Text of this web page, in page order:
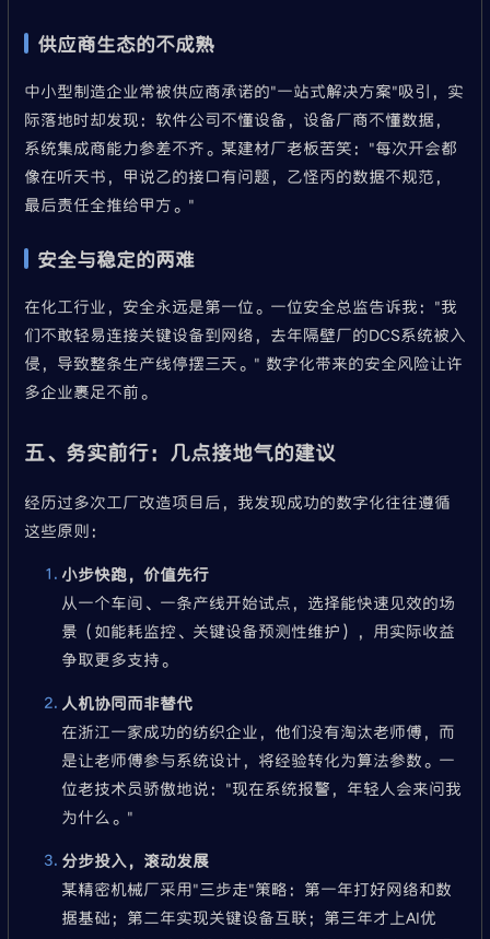
供应商生态的不成熟
中小型制造企业常被供应商承诺的"一站式解决方案"吸引，实
际落地时却发现：软件公司不懂设备，设备厂商不懂数据，
系统集成商能力参差不齐。某建材厂老板苦笑："每次开会都
像在听天书，甲说乙的接口有问题，乙怪丙的数据不规范，
最后责任全推给甲方。"
安全与稳定的两难
在化工行业，安全永远是第一位。一位安全总监告诉我："我
们不敢轻易连接关键设备到网络，去年隔壁厂的DCS系统被入
侵，导致整条生产线停摆三天。" 数字化带来的安全风险让许
多企业裹足不前。
五、务实前行：几点接地气的建议
经历过多次工厂改造项目后，我发现成功的数字化往往遵循
这些原则：
小步快跑，价值先行
从一个车间、一条产线开始试点，选择能快速见效的场
景（如能耗监控、关键设备预测性维护），用实际收益
争取更多支持。
人机协同而非替代
在浙江一家成功的纺织企业，他们没有淘汰老师傅，而
是让老师傅参与系统设计，将经验转化为算法参数。一
位老技术员骄傲地说："现在系统报警，年轻人会来问我
为什么。"
分步投入，滚动发展
某精密机械厂采用"三步走"策略：第一年打好网络和数
据基础；第二年实现关键设备互联；第三年才上AI优